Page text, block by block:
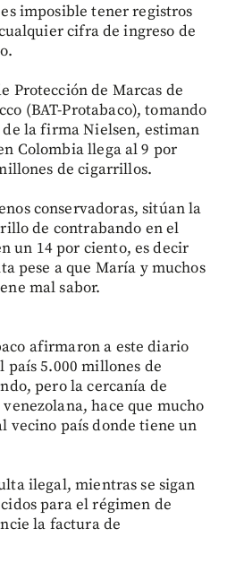
imposible tener registros
cifra de ingreso de
Protección de Marcas de
(BAT-Protabaco), tomando
la firma Nielsen, estiman
Colombia llega al 9 por
de cigarrillos.
conservadoras, sitúan la
de contrabando en el
un 14 por ciento, es decir
pese a que María y muchos
mal sabor.
afirmaron a este diario
país 5.000 millones de
pero la cercanía de
hace que mucho
vecino país donde tiene un
ilegal, mientras se sigan
para el régimen de
la factura de